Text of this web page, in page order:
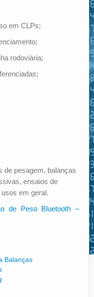
em CLPs;
rodoviária;
de pesagem, balanças
ensaios de
em geral.
de Peso Bluetooth –
Balanças